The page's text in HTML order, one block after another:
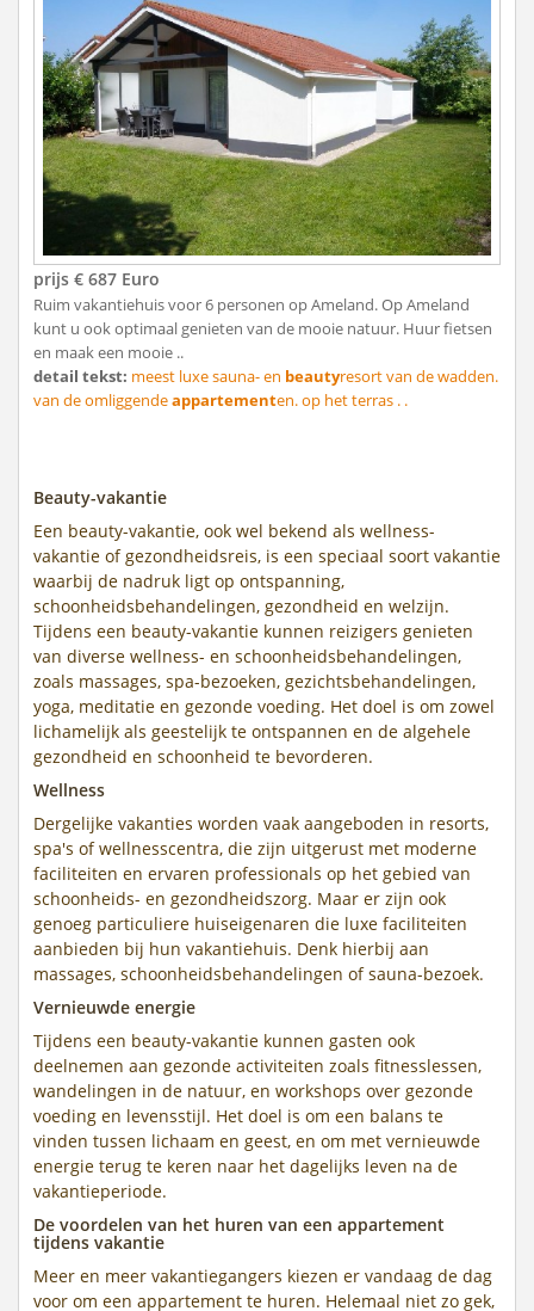
prijs € 687 Euro
Ruim vakantiehuis voor 6 personen op Ameland. Op Ameland
kunt u ook optimaal genieten van de mooie natuur. Huur fietsen
en maak een mooie ..
detail tekst: meest luxe sauna- en beautyresort van de wadden.
van de omliggendeappartementen. op het terras . .
Beauty-vakantie
Een beauty-vakantie, ook wel bekend als wellness-
vakantie of gezondheidsreis, is een speciaal soort vakantie
waarbij de nadruk ligt op ontspanning,
schoonheidsbehandelingen, gezondheid en welzijn.
Tijdens een beauty-vakantie kunnen reizigers genieten
van diverse wellness- en schoonheidsbehandelingen,
zoals massages, spa-bezoeken, gezichtsbehandelingen,
yoga, meditatie en gezonde voeding. Het doel is om zowel
lichamelijk als geestelijk te ontspannen en de algehele
gezondheid en schoonheid te bevorderen.
Wellness
Dergelijke vakanties worden vaak aangeboden in resorts,
spa's of wellnesscentra, die zijn uitgerust met moderne
faciliteiten en ervaren professionals op het gebied van
schoonheids- en gezondheidszorg. Maar er zijn ook
genoeg particuliere huiseigenaren die luxe faciliteiten
aanbieden bij hun vakantiehuis. Denk hierbij aan
massages, schoonheidsbehandelingen of sauna-bezoek.
Vernieuwde energie
Tijdens een beauty-vakantie kunnen gasten ook
deelnemen aan gezonde activiteiten zoals fitnesslessen,
wandelingen in de natuur, en workshops over gezonde
voeding en levensstijl. Het doel is om een balans te
vinden tussen lichaam en geest, en om met vernieuwde
energie terug te keren naar het dagelijks leven na de
vakantieperiode.
De voordelen van het huren van een appartement
tijdens vakantie
Meer en meer vakantiegangers kiezen er vandaag de dag
voor om een appartement te huren. Helemaal niet zo gek,